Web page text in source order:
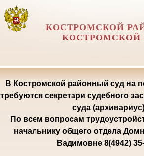
КОСТРОМСКОЙ
КОСТРОМСКОЙ
В Костромской районный суд на
требуются секретари судебного
суда
По всем вопросам
начальнику общего отдела
Вадимовне 8(4942)